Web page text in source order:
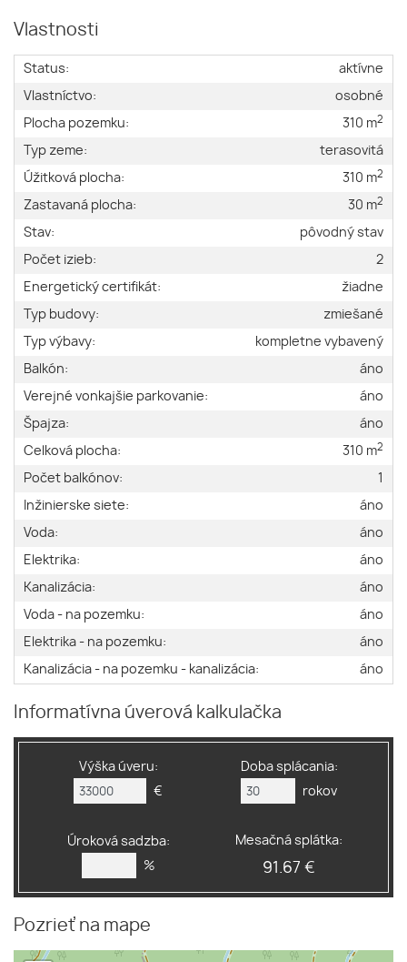
Vlastnosti
Status:
aktívne
Vlastníctvo:
osobné
Plocha pozemku:
310 m2
Typ zeme:
terasovitá
Úžitková plocha:
310 m2
Zastavaná plocha: 30 m2
Stav:
pôvodný stav
Počet izieb:
2
Energetický certifikát:
žiadne
Typ budovy:
zmiešané
Typ výbavy:
kompletne vybavený
Balkón:
áno
Verejné vonkajšie parkovanie:
áno
Špajza:
áno
Celková plocha:
310 m2
Počet balkónov:
1
Inžinierske siete:
áno
Voda:
áno
Elektrika:
áno
Kanalizácia:
áno
Voda - na pozemku:
áno
Elektrika - na pozemku:
áno
Kanalizácia - na pozemku - kanalizácia:
áno
Informatívna úverová kalkulačka
Výška úveru:
€
Doba splácania:
rokov
Úroková sadzba:
%
Mesačná splátka:
91.67 €
Pozrieť na mape